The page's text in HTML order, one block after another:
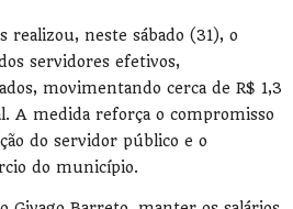
realizou, neste sábado (31), o
servidores efetivos,
movimentando cerca de R$ 1,3
A medida reforça o compromisso
do servidor público e o
do município.